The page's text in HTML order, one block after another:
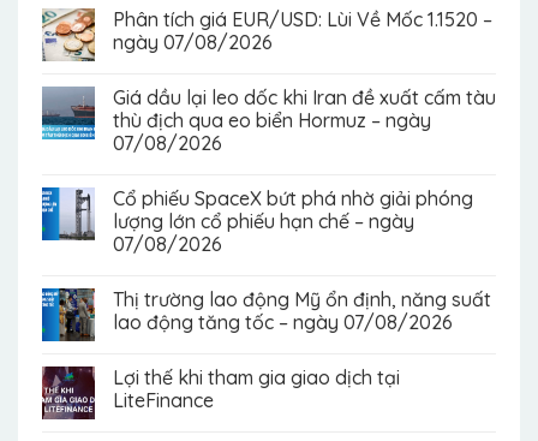
Phân tích giá EUR/USD: Lùi Về Mốc 1.1520 –
ngày 07/08/2026
Giá dầu lại leo dốc khi Iran đề xuất cấm tàu
thù địch qua eo biển Hormuz – ngày
07/08/2026
Cổ phiếu SpaceX bứt phá nhờ giải phóng
lượng lớn cổ phiếu hạn chế – ngày
07/08/2026
Thị trường lao động Mỹ ổn định, năng suất
lao động tăng tốc – ngày 07/08/2026
Lợi thế khi tham gia giao dịch tại
LiteFinance